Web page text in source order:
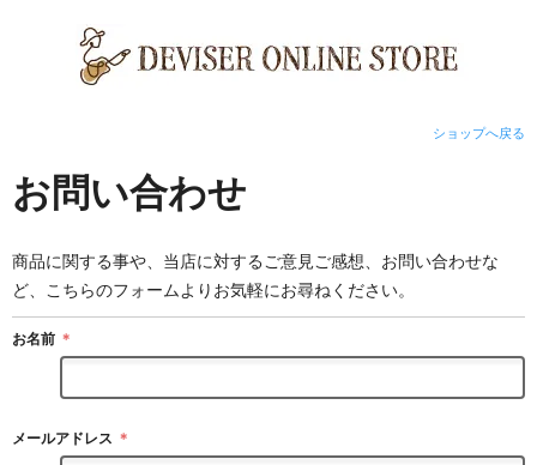
ショップへ戻る
お問い合わせ
商品に関する事や、当店に対するご意見ご感想、お問い合わせな
ど、こちらのフォームよりお気軽にお尋ねください。
お名前 ＊
メールアドレス ＊